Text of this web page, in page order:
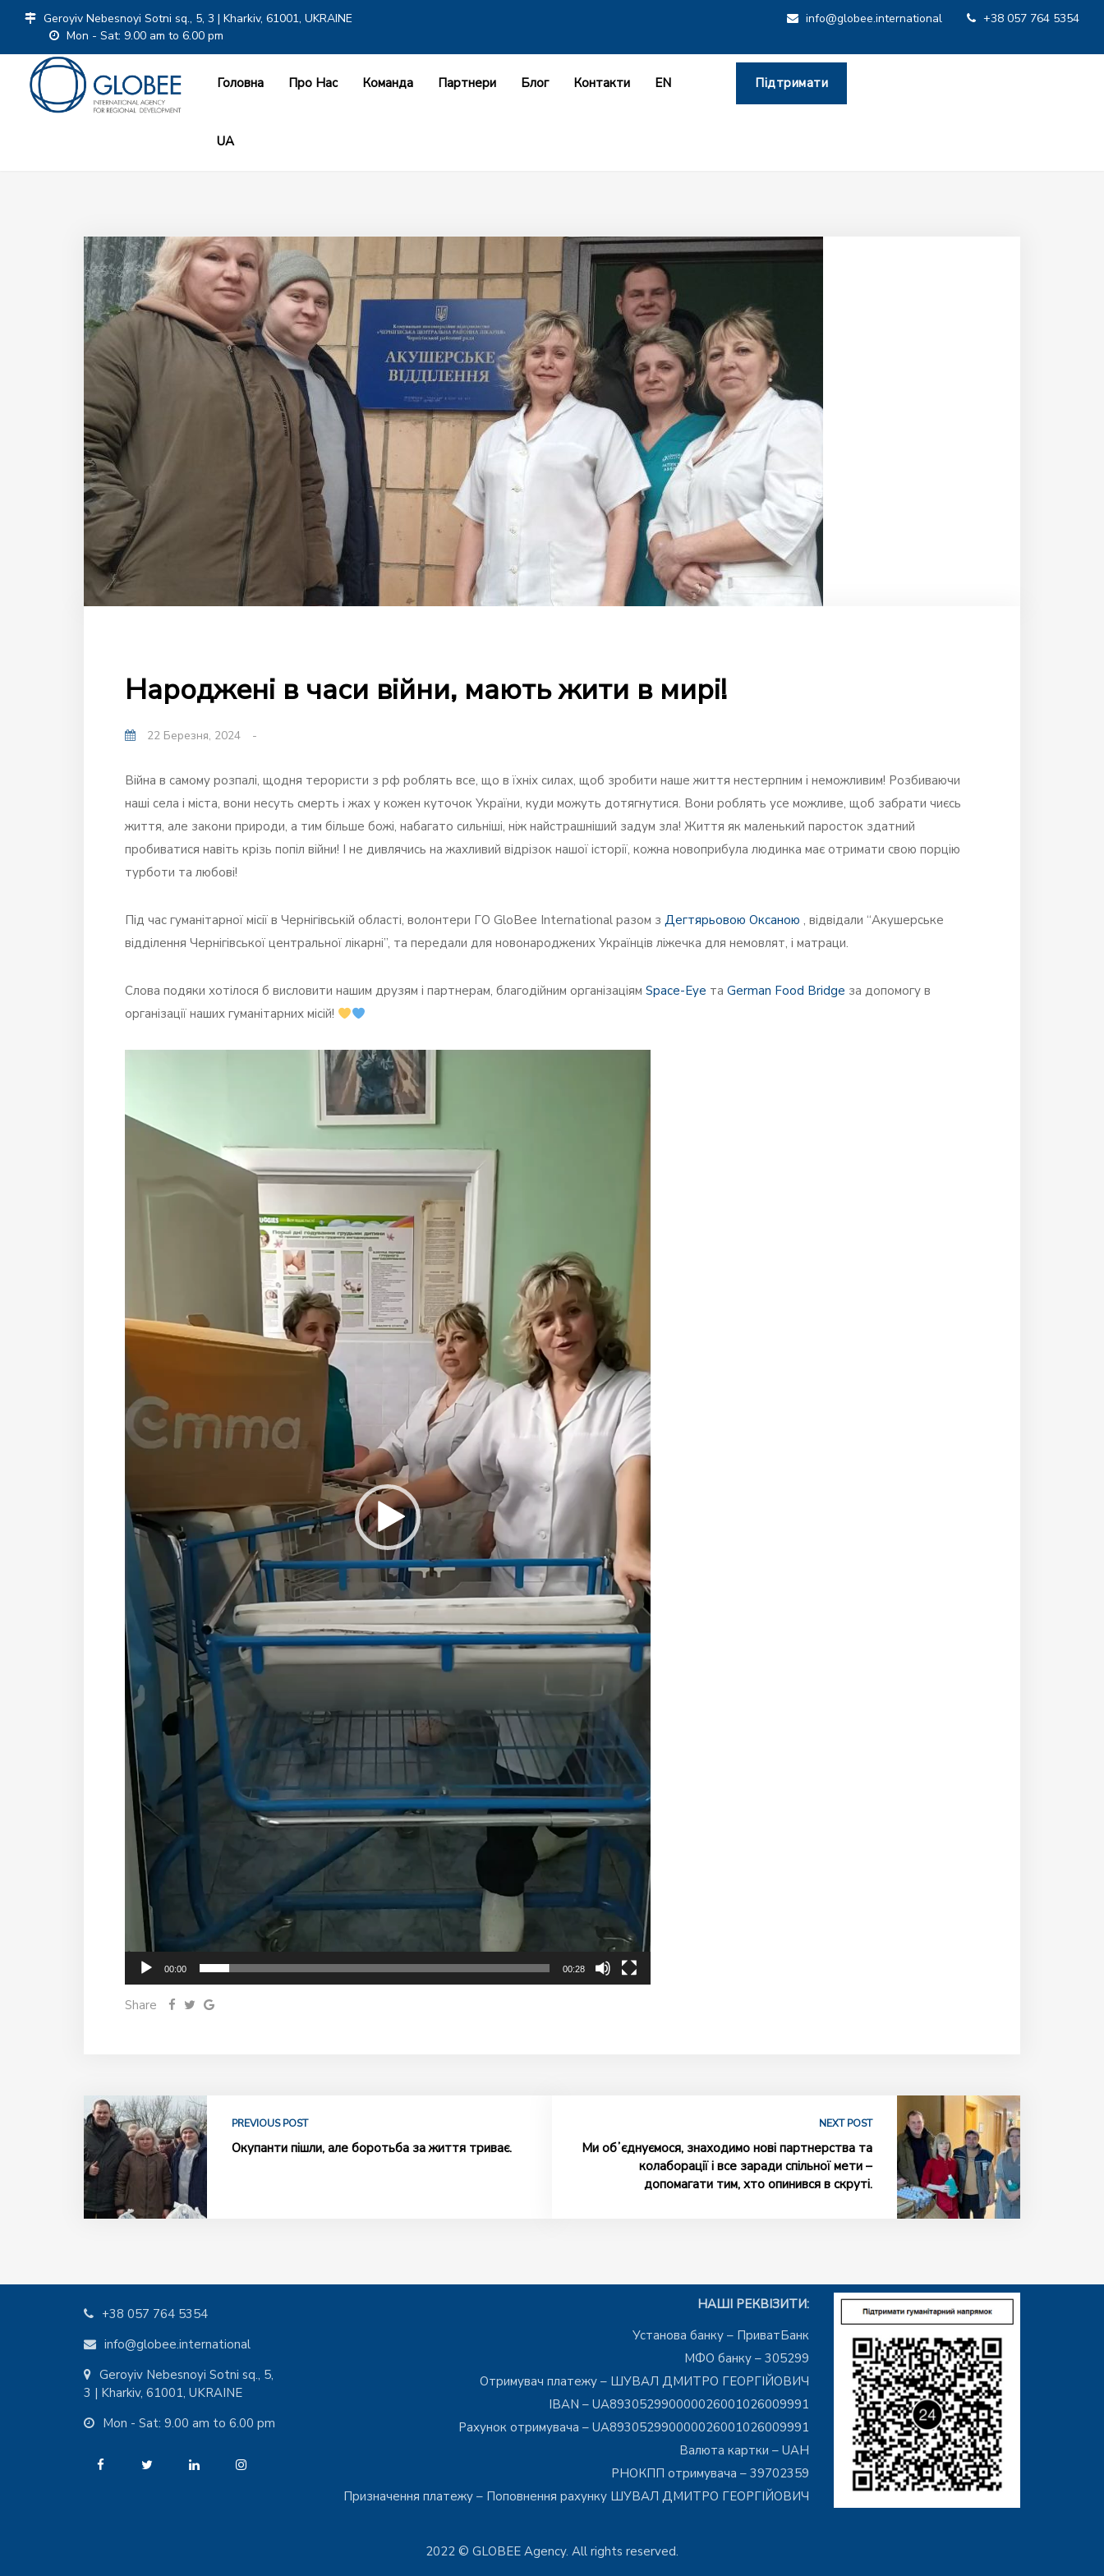
Geroyiv Nebesnoyi Sotni sq., 5, 3 | Kharkiv, 61001, UKRAINE
Mon - Sat: 9.00 am to 6.00 pm
+38 057 764 5354
info@globee.international
Головна Про Нас Команда Партнери Блог Контакти EN
UA
Підтримати
Народжені в часи війни, мають жити в мирі!
22 Березня, 2024 -
Війна в самому розпалі, щодня терористи з рф роблять все, що в їхніх силах, щоб зробити наше життя нестерпним і неможливим! Розбиваючи
наші села і міста, вони несуть смерть і жах у кожен куточок України, куди можуть дотягнутися. Вони роблять усе можливе, щоб забрати чиєсь
життя, але закони природи, а тим більше божі, набагато сильніші, ніж найстрашніший задум зла! Життя як маленький паросток здатний
пробиватися навіть крізь попіл війни! І не дивлячись на жахливий відрізок нашої історії, кожна новоприбула людинка має отримати свою порцію
турботи та любові!
Під час гуманітарної місії в Чернігівській області, волонтери ГО GloBee International разом з Дегтярьовою Оксаною , відвідали “Акушерське
відділення Чернігівської центральної лікарні”, та передали для новонароджених Українців ліжечка для немовлят, і матраци.
Слова подяки хотілося б висловити нашим друзям і партнерам, благодійним організаціям Space-Eye та German Food Bridge за допомогу в
організації наших гуманітарних місій!
00:00 00:28
Share
PREVIOUS POST
Окупанти пішли, але боротьба за життя триває.
NEXT POST
Ми обʼєднуємося, знаходимо нові партнерства та
колаборації і все заради спільної мети –
допомагати тим, хто опинився в скруті.
+38 057 764 5354
info@globee.international
Geroyiv Nebesnoyi Sotni sq., 5,
3 | Kharkiv, 61001, UKRAINE
Mon - Sat: 9.00 am to 6.00 pm
НАШІ РЕКВІЗИТИ:
Установа банку – ПриватБанк
МФО банку – 305299
Отримувач платежу – ШУВАЛ ДМИТРО ГЕОРГІЙОВИЧ
IBAN – UA893052990000026001026009991
Рахунок отримувача – UA893052990000026001026009991
Валюта картки – UAH
РНОКПП отримувача – 39702359
Призначення платежу – Поповнення рахунку ШУВАЛ ДМИТРО ГЕОРГІЙОВИЧ
2022 © GLOBEE Agency. All rights reserved.